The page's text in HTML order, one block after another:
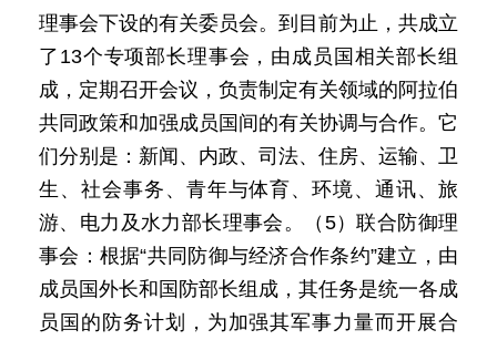
理事会下设的有关委员会。到目前为止，共成立
了13个专项部长理事会，由成员国相关部长组
成，定期召开会议，负责制定有关领域的阿拉伯
共同政策和加强成员国间的有关协调与合作。它
们分别是：新闻、内政、司法、住房、运输、卫
生、社会事务、青年与体育、环境、通讯、旅
游、电力及水力部长理事会。（5）联合防御理
事会：根据“共同防御与经济合作条约”建立，由
成员国外长和国防部长组成，其任务是统一各成
员国的防务计划，为加强其军事力量而开展合